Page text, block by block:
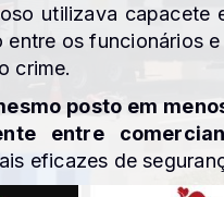
utilizava capacete
os funcionários
crime.
posto em
entre
eficazes de